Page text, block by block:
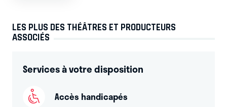
LES PLUS DES THÉÂTRES ET PRODUCTEURS
ASSOCIÉS
Services à votre disposition
Accès handicapés